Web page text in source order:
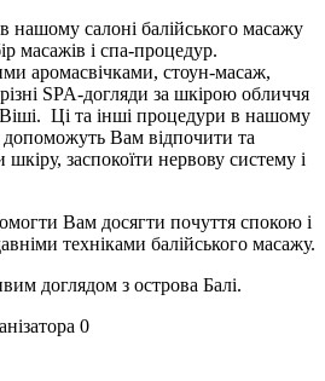
нашому салоні балійського масажу
масажів і спа-процедур.
аромасвічками, стоун-масаж,
SPA-догляди за шкірою обличчя
Віші. Ці та інші процедури в нашому
Вам відпочити та
заспокоїти нервову систему і
Вам досягти почуття спокою і
техніками балійського масажу.
доглядом з острова Балі.
0